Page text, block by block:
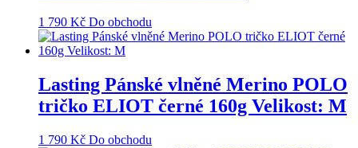
1 790 Kč Do obchodu
Lasting Pánské vlněné Merino POLO
tričko ELIOT černé 160g Velikost: M
1 790 Kč Do obchodu